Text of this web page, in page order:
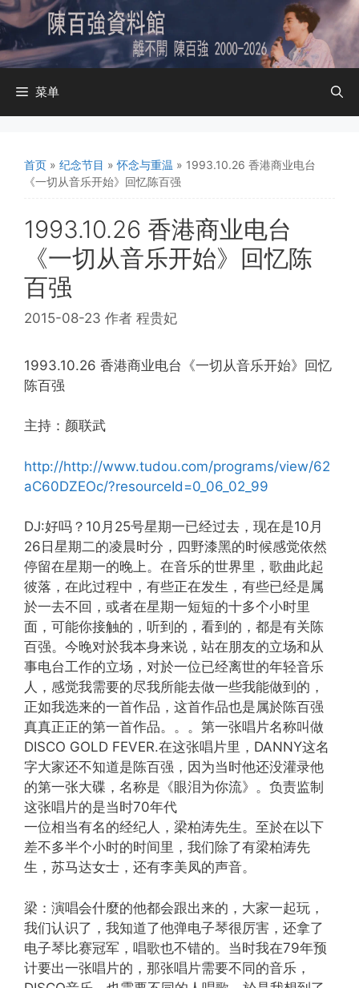
跳
至
内
容
菜单
首页 » 纪念节目 »怀念与重温 » 1993.10.26 香港商业电台
《一切从音乐开始》回忆陈百强
1993.10.26 香港商业电台
《一切从音乐开始》回忆陈
百强
2015-08-23 作者 程贵妃
1993.10.26 香港商业电台《一切从音乐开始》回忆
陈百强
主持：颜联武
http://http://www.tudou.com/programs/view/62
aC60DZEOc/?resourceId=0_06_02_99
DJ:好吗？10月25号星期一已经过去，现在是10月
26日星期二的凌晨时分，四野漆黑的时候感觉依然
停留在星期一的晚上。在音乐的世界里，歌曲此起
彼落，在此过程中，有些正在发生，有些已经是属
於一去不回，或者在星期一短短的十多个小时里
面，可能你接触的，听到的，看到的，都是有关陈
百强。今晚对於我本身来说，站在朋友的立场和从
事电台工作的立场，对於一位已经离世的年轻音乐
人，感觉我需要的尽我所能去做一些我能做到的，
正如我选来的一首作品，这首作品也是属於陈百强
真真正正的第一首作品。。。第一张唱片名称叫做
DISCO GOLD FEVER.在这张唱片里，DANNY这名
字大家还不知道是陈百强，因为当时他还没灌录他
的第一张大碟，名称是《眼泪为你流》。负责监制
这张唱片的是当时70年代
一位相当有名的经纪人，梁柏涛先生。至於在以下
差不多半个小时的时间里，我们除了有梁柏涛先
生，苏马达女士，还有李美凤的声音。
梁：演唱会什麼的他都会跟出来的，大家一起玩，
我们认识了，我知道了他弹电子琴很厉害，还拿了
电子琴比赛冠军，唱歌也不错的。当时我在79年预
计要出一张唱片的，那张唱片需要不同的音乐，